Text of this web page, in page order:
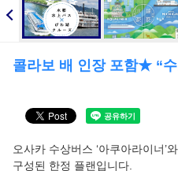
안내
개인 정보 보호 정책
공지사항
콜라보 배 인장 포함★ “
오사카 수상버스 ‘아쿠아라이너’
구성된 한정 플랜입니다.